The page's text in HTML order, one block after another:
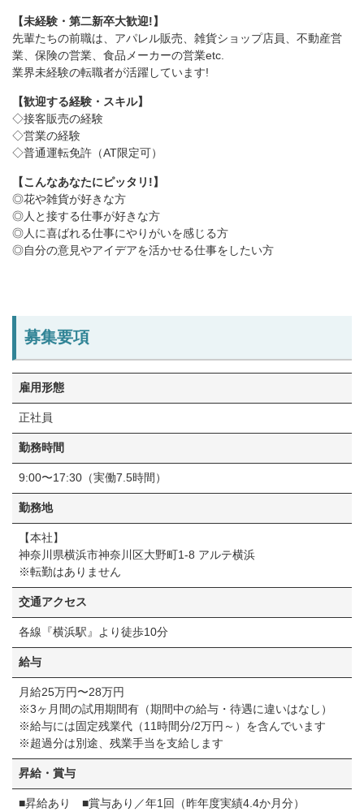
【未経験・第⼆新卒⼤歓迎!】
先輩たちの前職は、アパレル販売、雑貨ショップ店員、不動産営
業、保険の営業、⾷品メーカーの営業etc.
業界未経験の転職者が活躍しています!
【歓迎する経験・スキル】
◇接客販売の経験
◇営業の経験
◇普通運転免許（AT限定可）
【こんなあなたにピッタリ!】
◎花や雑貨が好きな⽅
◎⼈と接する仕事が好きな⽅
◎⼈に喜ばれる仕事にやりがいを感じる⽅
◎⾃分の意⾒やアイデアを活かせる仕事をしたい⽅
募集要項
雇⽤形態
正社員
勤務時間
9:00〜17:30（実働7.5時間）
勤務地
【本社】
神奈川県横浜市神奈川区⼤野町1-8 アルテ横浜
※転勤はありません
交通アクセス
各線『横浜駅』より徒歩10分
給与
⽉給25万円〜28万円
※3ヶ月間の試用期間有（期間中の給与・待遇に違いはなし）
※給与には固定残業代（11時間分/2万円～）を含んでいます
※超過分は別途、残業手当を⽀給します
昇給・賞与
■昇給あり ■賞与あり／年1回（昨年度実績4.4か月分）